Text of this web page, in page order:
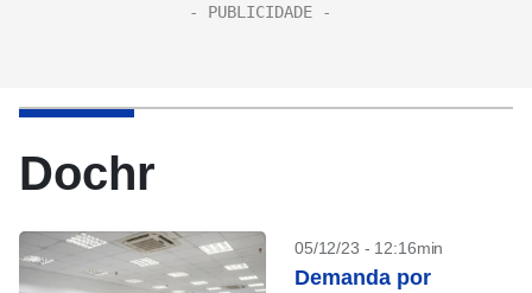
Dochr
05/12/23 - 12:16min
Demanda por